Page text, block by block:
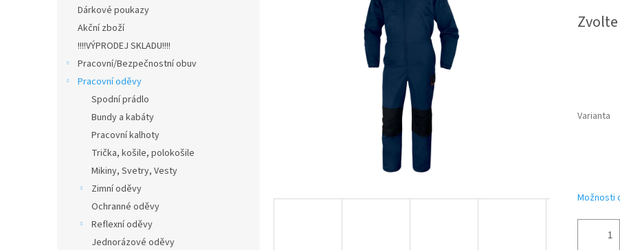
Dárkové poukazy
Akční zboží
!!!!VÝPRODEJ SKLADU!!!!
Pracovní/Bezpečnostní obuv
Pracovní oděvy
Spodní prádlo
Bundy a kabáty
Pracovní kalhoty
Trička, košile, polokošile
Mikiny, Svetry, Vesty
Zimní oděvy
Ochranné oděvy
Reflexní oděvy
Jednorázové oděvy
cena:
Varianta
Možnosti